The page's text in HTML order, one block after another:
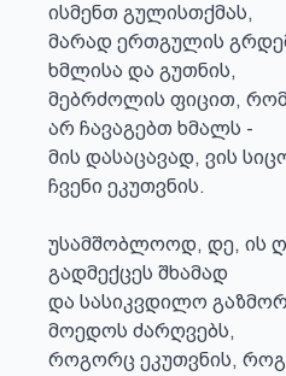
ისმენთ გულისთქმას,
მარად ერთგულის
ხმლისა და გუთნის,
მებრძოლის ფიცით,
არ ჩავაგებთ ხმალს -
მის დასაცავად, ვის
ჩვენი ეკუთვნის.
უსამშობლოოდ, დე, ის
გადმექცეს შხამად
და სასიკვდილო
მოედოს ძარღვებს,
როგორც ეკუთვნის,